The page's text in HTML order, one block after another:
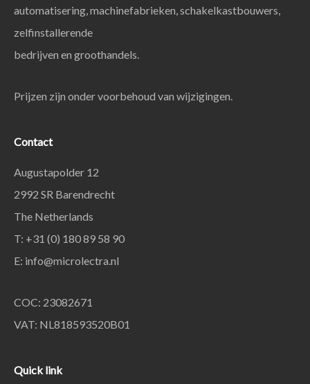
automatisering, machinefabrieken, schakelkastbouwers,
zelfinstallerende
bedrijven en groothandels.
Prijzen zijn onder voorbehoud van wijzigingen.
Contact
Augustapolder 12
2992 SR Barendrecht
The Netherlands
T: +31 (0) 180 89 58 90
E: info@microlectra.nl
COC: 23082671
VAT: NL818593520B01
Quick link